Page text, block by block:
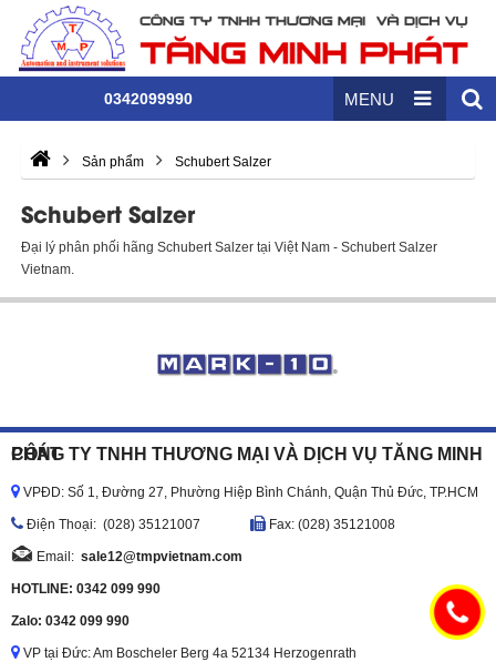
0342099990 MENU
Sản phẩm Schubert Salzer
Schubert Salzer
Đại lý phân phối hãng Schubert Salzer tại Việt Nam - Schubert Salzer
Vietnam.
CÔNG TY TNHH THƯƠNG MẠI VÀ DỊCH VỤ TĂNG MINH PHÁT
VPĐD: Số 1, Đường 27, Phường Hiệp Bình Chánh, Quận Thủ Đức, TP.HCM
Ðiện Thoại: (028) 35121007 Fax: (028) 35121008
Email: sale12@tmpvietnam.com
HOTLINE: 0342 099 990
Zalo: 0342 099 990
VP tại Đức: Am Boscheler Berg 4a 52134 Herzogenrath